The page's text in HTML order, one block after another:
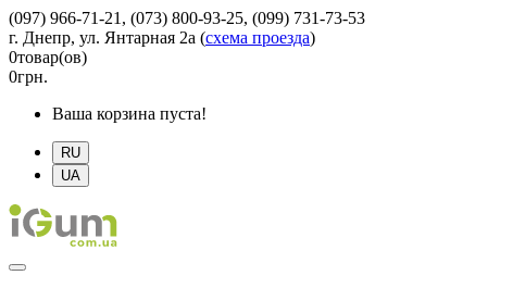
(097) 966-71-21, (073) 800-93-25, (099) 731-73-53
г. Днепр, ул. Янтарная 2а (схема проезда)
0товар(ов)
0грн.
Ваша корзина пуста!
RU
UA